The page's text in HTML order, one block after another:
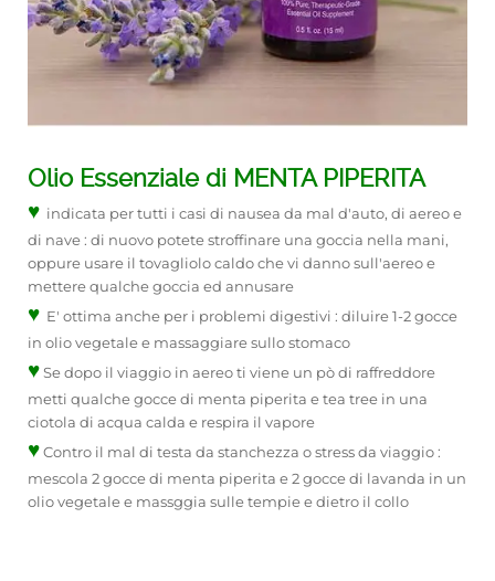
Olio Essenziale di MENTA PIPERITA
♥ indicata per tutti i casi di nausea da mal d'auto, di aereo e
di nave : di nuovo potete stroffinare una goccia nella mani,
oppure usare il tovagliolo caldo che vi danno sull'aereo e
mettere qualche goccia ed annusare
♥ E' ottima anche per i problemi digestivi : diluire 1-2 gocce
in olio vegetale e massaggiare sullo stomaco
♥Se dopo il viaggio in aereo ti viene un pò di raffreddore
metti qualche gocce di menta piperita e tea tree in una
ciotola di acqua calda e respira il vapore
♥Contro il mal di testa da stanchezza o stress da viaggio :
mescola 2 gocce di menta piperita e 2 gocce di lavanda in un
olio vegetale e massggia sulle tempie e dietro il collo